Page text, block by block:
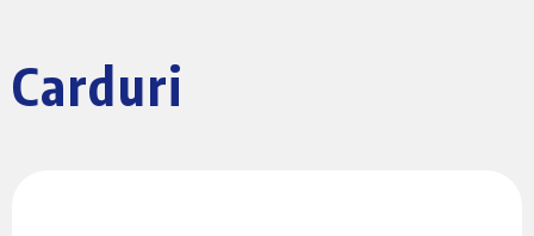
Carduri